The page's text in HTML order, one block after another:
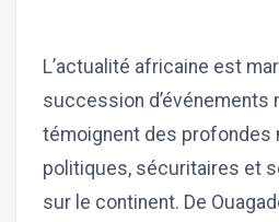
L’actualité africaine est
succession d’événements
témoignent des profondes
politiques, sécuritaires et
sur le continent. De